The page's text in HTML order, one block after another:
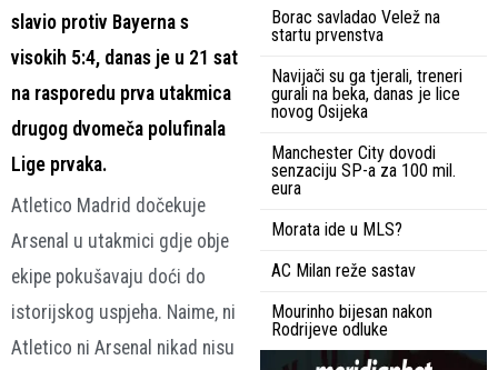
slavio protiv Bayerna s
visokih 5:4, danas je u 21 sat
na rasporedu prva utakmica
drugog dvomeča polufinala
Lige prvaka.
Atletico Madrid dočekuje
Arsenal u utakmici gdje obje
ekipe pokušavaju doći do
istorijskog uspjeha. Naime, ni
Atletico ni Arsenal nikad nisu
Borac savladao Velež na
startu prvenstva
Navijači su ga tjerali, treneri
gurali na beka, danas je lice
novog Osijeka
Manchester City dovodi
senzaciju SP-a za 100 mil.
eura
Morata ide u MLS?
AC Milan reže sastav
Mourinho bijesan nakon
Rodrijeve odluke